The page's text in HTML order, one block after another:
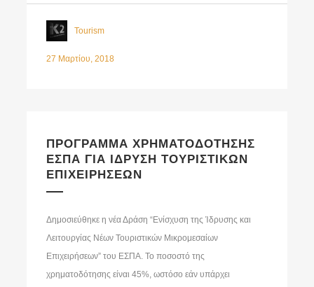
Tourism
27 Μαρτίου, 2018
ΠΡΟΓΡΑΜΜΑ ΧΡΗΜΑΤΟΔΟΤΗΣΗΣ
ΕΣΠΑ ΓΙΑ ΙΔΡΥΣΗ ΤΟΥΡΙΣΤΙΚΩΝ
ΕΠΙΧΕΙΡΗΣΕΩΝ
Δημοσιεύθηκε η νέα Δράση “Ενίσχυση της Ίδρυσης και
Λειτουργίας Νέων Τουριστικών Μικρομεσαίων
Επιχειρήσεων” του ΕΣΠΑ. Το ποσοστό της
χρηματοδότησης είναι 45%, ωστόσο εάν υπάρχει